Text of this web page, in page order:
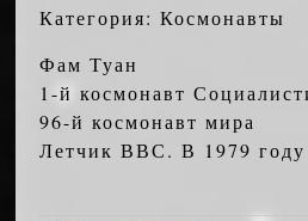
Категория: Космонавты
Фам Туан
1-й космонавт
96-й космонавт мира
Летчик ВВС. В 1979